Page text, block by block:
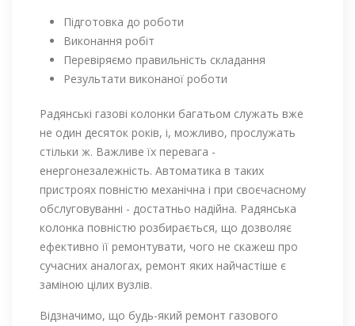
Підготовка до роботи
Виконання робіт
Перевіряємо правильність складання
Результати виконаної роботи
Радянські газові колонки багатьом служать вже
не один десяток років, і, можливо, прослужать
стільки ж. Важливе їх перевага -
енергонезалежність. Автоматика в таких
пристроях повністю механічна і при своєчасному
обслуговуванні - достатньо надійна. Радянська
колонка повністю розбирається, що дозволяє
ефективно її ремонтувати, чого не скажеш про
сучасних аналогах, ремонт яких найчастіше є
заміною цілих вузлів.
Відзначимо, що будь-який ремонт газового